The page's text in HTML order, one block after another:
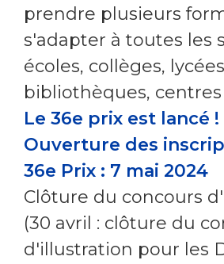
prendre plusieurs
s'adapter à toutes les
écoles, collèges,
bibliothèques, centres
Le 36e prix est lancé !
Ouverture des
36e Prix : 7 mai 2024
Clôture du concours
(30 avril : clôture du
d'illustration pour les